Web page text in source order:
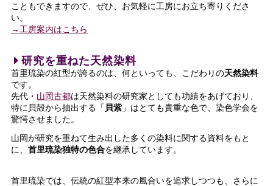
こともできますので、ぜひ、お気軽に工房にお立ち寄りくださ
い。
→工房案内はこちら
研究を重ねた天然染料
首里琉染の紅型が誇るのは、何といっても、こだわりの天然染料
です。
先代・ 山岡古都は天然染料の研究家としても功績をあげており、
特に貝殻から抽出する「 貝紫」はとても貴重な色で、染色学会を
驚愕させました。
山岡が研究を重ねて生み出した多くの染料に関する資料をもと
に、 首里琉染独特の色合を継承しています。
首里琉染では、伝統の紅型本来の風合いを追求しつつも、さらに